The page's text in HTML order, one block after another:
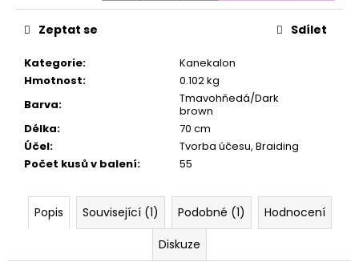
cena:
Kategorie:
Kanekalon
Hmotnost:
0.102 kg
Barva:
Tmavohňedá/Dark
brown
Délka:
70 cm
Účel:
Tvorba účesu, Braiding
Počet kusů v balení: 55
Zeptat se Sdílet
Popis Související (1) Podobné (1)
Hodnocení
Diskuze
o
p
o
č
u
e